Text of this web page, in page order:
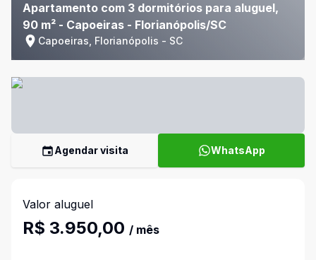
Apartamento com 3 dormitórios para aluguel,
90 m² - Capoeiras - Florianópolis/SC
Capoeiras, Florianópolis - SC
Agendar visita WhatsApp
Valor aluguel
R$ 3.950,00 / mês